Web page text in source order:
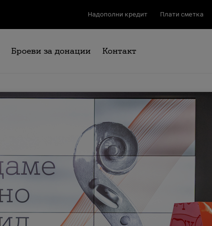
Надополни кредит Плати сметка
Броеви за донации Контакт